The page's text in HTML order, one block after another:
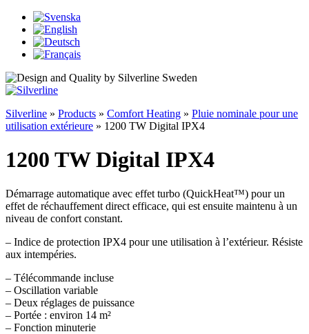
Silverline » Products » Comfort Heating » Pluie nominale pour une
utilisation extérieure » 1200 TW Digital IPX4
1200 TW Digital IPX4
Démarrage automatique avec effet turbo (QuickHeat™) pour un
effet de réchauffement direct efficace, qui est ensuite maintenu à un
niveau de confort constant.
– Indice de protection IPX4 pour une utilisation à l’extérieur. Résiste
aux intempéries.
– Télécommande incluse
– Oscillation variable
– Deux réglages de puissance
– Portée : environ 14 m²
– Fonction minuterie